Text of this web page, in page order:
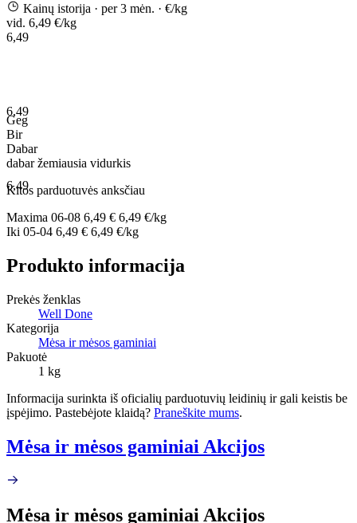
Kainų istorija · per 3 mėn. · €/kg
vid. 6,49 €/kg
6,49
6,49
6,49
Geg
Bir
Dabar
dabaržemiausia vidurkis
Kitos parduotuvės anksčiau
Maxima 06-08 6,49 € 6,49 €/kg
Iki 05-04 6,49 € 6,49 €/kg
Produkto informacija
Prekės ženklas
Well Done
Kategorija
Mėsa ir mėsos gaminiai
Pakuotė
1 kg
Informacija surinkta iš oficialių parduotuvių leidinių ir gali keistis be
įspėjimo. Pastebėjote klaidą? Praneškite mums.
Mėsa ir mėsos gaminiai Akcijos
Mėsa ir mėsos gaminiai Akcijos